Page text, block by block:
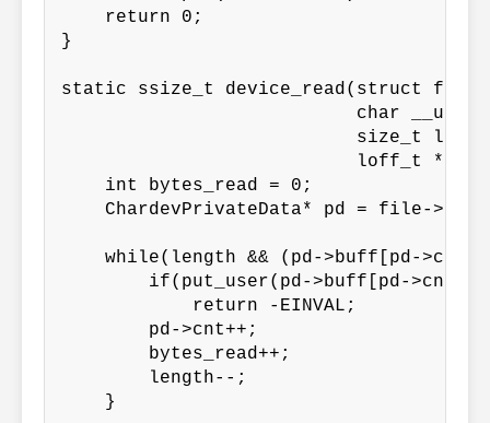
    return 0;
}
static ssize_t device_read(struct
char __user
size_t
loff_t
    int bytes_read = 0;
ChardevPrivateData* pd = file-
while(length && (pd->buff[pd->cnt]
if(put_user(pd->buff[pd->cnt],
            return -EINVAL;
        pd->cnt++;
        bytes_read++;
        length--;
    }